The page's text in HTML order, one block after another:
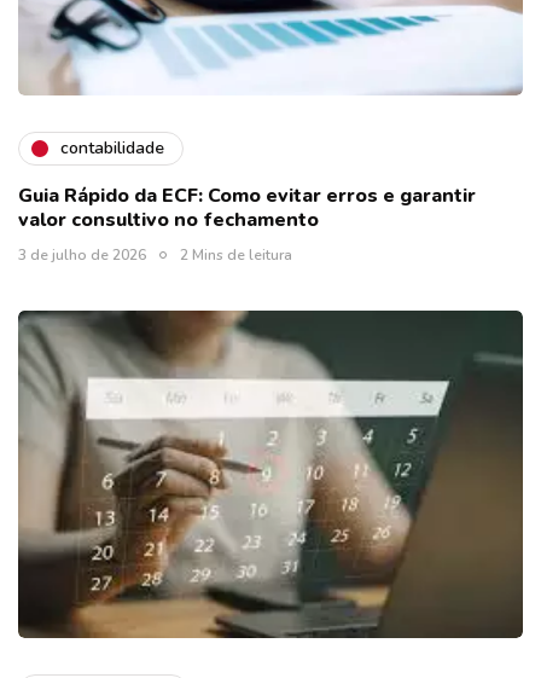
contabilidade
Guia Rápido da ECF: Como evitar erros e garantir
valor consultivo no fechamento
3 de julho de 2026 2 Mins de leitura